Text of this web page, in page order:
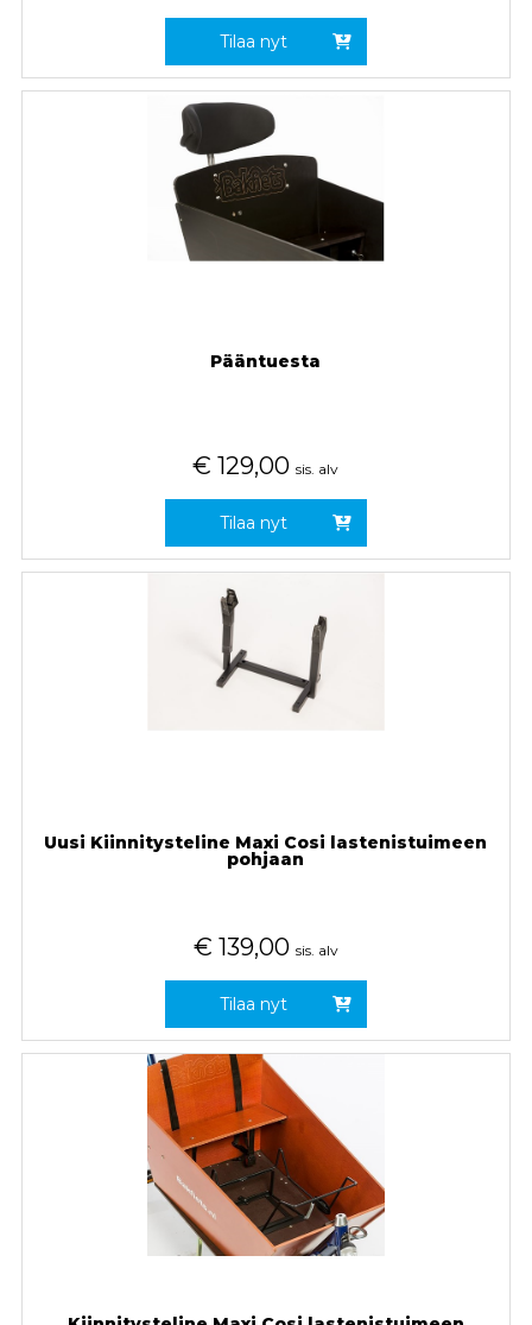
Tilaa nyt
Pääntuesta
€ 129,00 sis. alv
Tilaa nyt
Uusi Kiinnitysteline Maxi Cosi lastenistuimeen
pohjaan
€ 139,00 sis. alv
Tilaa nyt